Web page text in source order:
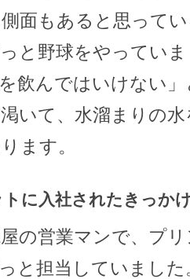
面もあると思って
と野球をやってい
飲んではいけない
いて、水溜まりの
ます。
に入社されたきっか
の営業マンで、プ
と担当していまし